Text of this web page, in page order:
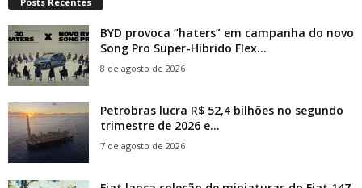
BYD provoca “haters” em campanha do novo
Song Pro Super-Híbrido Flex...
8 de agosto de 2026
Petrobras lucra R$ 52,4 bilhões no segundo
trimestre de 2026 e...
7 de agosto de 2026